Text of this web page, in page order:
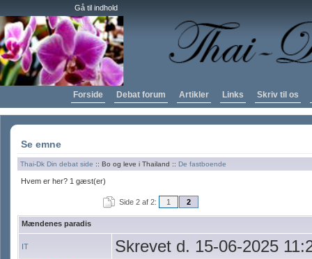
Gå til indhold
Forside Debat forum Artikler Links Skriv til os
Se emne
Thai-Dk Din debat side :: Bo og leve i Thailand :: De fastboende
Hvem er her? 1 gæst(er)
Side 2 af 2: 1 2
Mændenes paradis
IT Skrevet d. 15-06-2025